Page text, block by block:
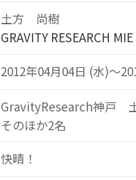
土方 尚樹
GRAVITY RESEARCH MIE
2012年04月04日 (水)～
GravityResearch神戸
そのほか2名
快晴！